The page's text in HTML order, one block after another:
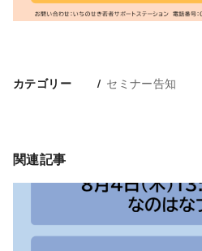
カテゴリー セミナー告知
関連記事